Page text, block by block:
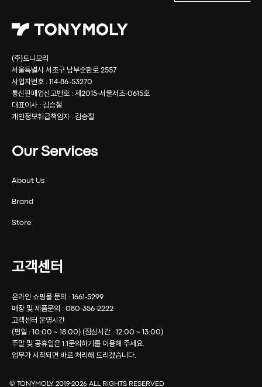
(주)토니모리
서울특별시 서초구 남부순환로 2557
사업자번호 : 114-86-53270
통신판매업신고번호 : 제2015-서울서초-0615호
대표이사 : 김승철
개인정보취급책임자 : 김승철
Our Services
About Us
Brand
Store
고객센터
온라인 쇼핑몰 문의 : 1661-5299
매장 및 제품문의 : 080-356-2222
고객센터 운영시간
(평일 : 10:00 ~ 18:00) (점심시간 : 12:00 ~ 13:00)
주말 및 공휴일은 1:1문의하기를 이용해 주세요.
업무가 시작되면 바로 처리해 드리겠습니다.
© TONYMOLY. 2019-2026 ALL RIGHTS RESERVED